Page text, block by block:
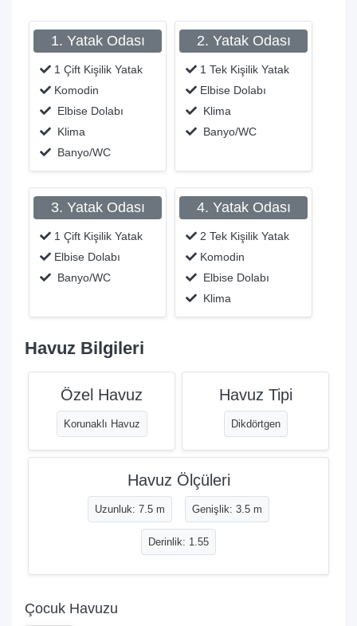
1. Yatak Odası
1 Çift Kişilik Yatak
Komodin
Elbise Dolabı
Klima
Banyo/WC
2. Yatak Odası
1 Tek Kişilik Yatak
Elbise Dolabı
Klima
Banyo/WC
3. Yatak Odası
1 Çift Kişilik Yatak
Elbise Dolabı
Banyo/WC
4. Yatak Odası
2 Tek Kişilik Yatak
Komodin
Elbise Dolabı
Klima
Havuz Bilgileri
Özel Havuz
Korunaklı Havuz
Havuz Tipi
Dikdörtgen
Havuz Ölçüleri
Uzunluk: 7.5 m Genişlik: 3.5 m
Derinlik: 1.55
Çocuk Havuzu